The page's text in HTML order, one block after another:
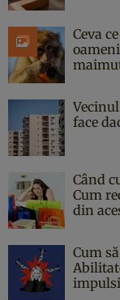
Ceva
face
Când
Cum
din
Cum